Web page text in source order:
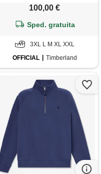
da uomo in blu scuro, uomo,
100,00 €
Sped. gratuita
3XL L M XL XXL
OFFICIAL
Timberland